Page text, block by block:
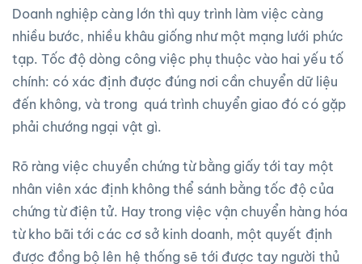
Doanh nghiệp càng lớn thì quy trình làm việc càng
nhiều bước, nhiều khâu giống như một mạng lưới phức
tạp. Tốc độ dòng công việc phụ thuộc vào hai yếu tố
chính: có xác định được đúng nơi cần chuyển dữ liệu
đến không, và trong quá trình chuyển giao đó có gặp
phải chướng ngại vật gì.
Rõ ràng việc chuyển chứng từ bằng giấy tới tay một
nhân viên xác định không thể sánh bằng tốc độ của
chứng từ điện tử. Hay trong việc vận chuyển hàng hóa
từ kho bãi tới các cơ sở kinh doanh, một quyết định
được đồng bộ lên hệ thống sẽ tới được tay người thủ